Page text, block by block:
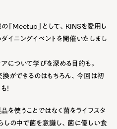
「Meetup」として、KINSを愛用し
イニングイベントを開催いたしまし
について学びを深める目的も。
ができるのはもちろん、今回は初
！
を使うことではなく菌をライフスタ
しの中で菌を意識し、菌に優しい食